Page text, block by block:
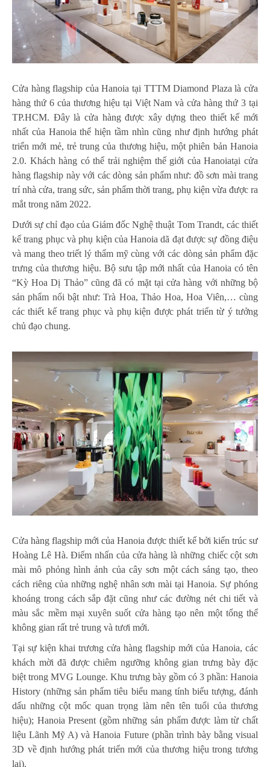
Cửa hàng flagship của Hanoia tại TTTM Diamond Plaza là cửa
hàng thứ 6 của thương hiệu tại Việt Nam và cửa hàng thứ 3 tại
TP.HCM. Đây là cửa hàng được xây dựng theo thiết kế mới
nhất của Hanoia thể hiện tầm nhìn cũng như định hướng phát
triển mới mẻ, trẻ trung của thương hiệu, một phiên bản Hanoia
2.0. Khách hàng có thể trải nghiệm thế giới của Hanoiatại cửa
hàng flagship này với các dòng sản phẩm như: đồ sơn mài trang
trí nhà cửa, trang sức, sản phẩm thời trang, phụ kiện vừa được ra
mắt trong năm 2022.
Dưới sự chỉ đạo của Giám đốc Nghệ thuật Tom Trandt, các thiết
kế trang phục và phụ kiện của Hanoia dã đạt được sự đồng điệu
và mang theo triết lý thẩm mỹ cùng với các dòng sản phẩm đặc
trưng của thương hiệu. Bộ sưu tập mới nhất của Hanoia có tên
“Kỳ Hoa Dị Thảo” cũng đã có mặt tại cửa hàng với những bộ
sản phẩm nổi bật như: Trà Hoa, Thảo Hoa, Hoa Viên,… cùng
các thiết kế trang phục và phụ kiện được phát triển từ ý tưởng
chủ đạo chung.
Cửa hàng flagship mới của Hanoia được thiết kế bởi kiến trúc sư
Hoàng Lê Hà. Điểm nhấn của cửa hàng là những chiếc cột sơn
mài mô phỏng hình ảnh của cây sơn một cách sáng tạo, theo
cách riêng của những nghệ nhân sơn mài tại Hanoia. Sự phóng
khoáng trong cách sắp đặt cũng như các đường nét chi tiết và
màu sắc mềm mại xuyên suốt cửa hàng tạo nên một tổng thể
không gian rất trẻ trung và tươi mới.
Tại sự kiện khai trương cửa hàng flagship mới của Hanoia, các
khách mời đã được chiêm ngưỡng không gian trưng bày đặc
biệt trong MVG Lounge. Khu trưng bày gồm có 3 phần: Hanoia
History (những sản phẩm tiêu biểu mang tính biểu tượng, đánh
dấu những cột mốc quan trọng làm nên tên tuổi của thương
hiệu); Hanoia Present (gồm những sản phẩm được làm từ chất
liệu Lãnh Mỹ A) và Hanoia Future (phần trình bày bằng visual
3D về định hướng phát triển mới của thương hiệu trong tương
lai).